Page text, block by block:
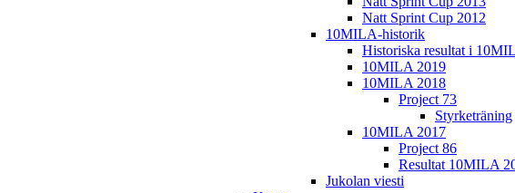
Natt Sprint Cup 2012
10MILA-historik
Historiska resultat i
10MILA 2019
10MILA 2018
Project 73
Styrketräning
10MILA 2017
Project 86
Resultat 10MILA
Jukolan viesti